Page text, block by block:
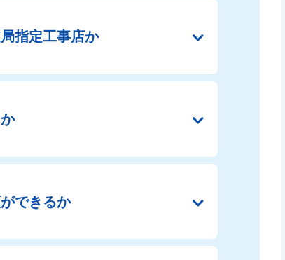
指定工事店か
できるか